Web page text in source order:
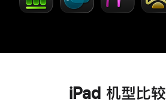
iPad 机型比较